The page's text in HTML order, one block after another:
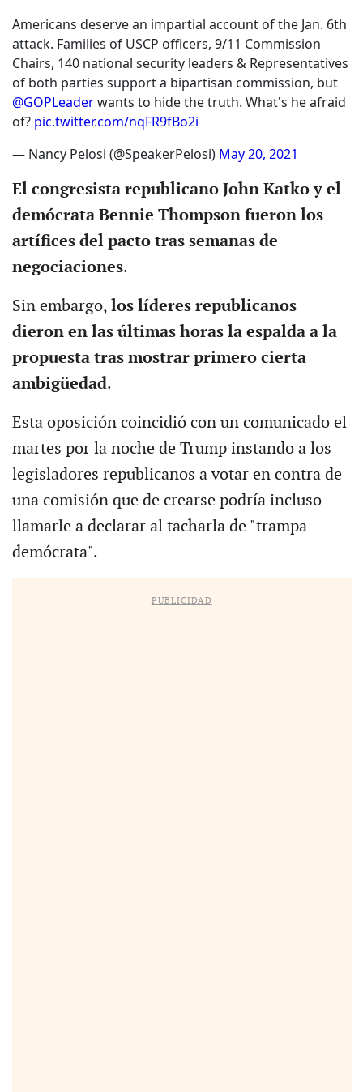
Americans deserve an impartial account of the Jan. 6th
attack. Families of USCP officers, 9/11 Commission
Chairs, 140 national security leaders & Representatives
of both parties support a bipartisan commission, but
@GOPLeaderwants to hide the truth. What's he afraid
of? pic.twitter.com/nqFR9fBo2i
— Nancy Pelosi (@SpeakerPelosi) May 20, 2021
El congresista republicano John Katko y el
demócrata Bennie Thompson fueron los
artífices del pacto tras semanas de
negociaciones.
Sin embargo, los líderes republicanos
dieron en las últimas horas la espalda a la
propuesta tras mostrar primero cierta
ambigüedad.
Esta oposición coincidió con un comunicado el
martes por la noche de Trump instando a los
legisladores republicanos a votar en contra de
una comisión que de crearse podría incluso
llamarle a declarar al tacharla de "trampa
demócrata".
PUBLICIDAD